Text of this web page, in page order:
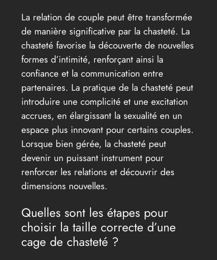
La relation de couple peut être transformée
de manière significative par la chasteté. La
chasteté favorise la découverte de nouvelles
formes d’intimité, renforçant ainsi la
confiance et la communication entre
partenaires. La pratique de la chasteté peut
introduire une complicité et une excitation
accrues, en élargissant la sexualité en un
espace plus innovant pour certains couples.
Lorsque bien gérée, la chasteté peut
devenir un puissant instrument pour
renforcer les relations et découvrir des
dimensions nouvelles.
Quelles sont les étapes pour
choisir la taille correcte d’une
cage de chasteté ?